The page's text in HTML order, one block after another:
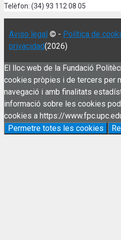
Telèfon: (34) 93 112 08 05
Aviso legal © - Política de
privacidad(2026)
El lloc web de la Fundació
cookies pròpies i de tercers per
navegació i amb finalitats
informació sobre les cookies
cookies a https://
Permetre totes les cookies